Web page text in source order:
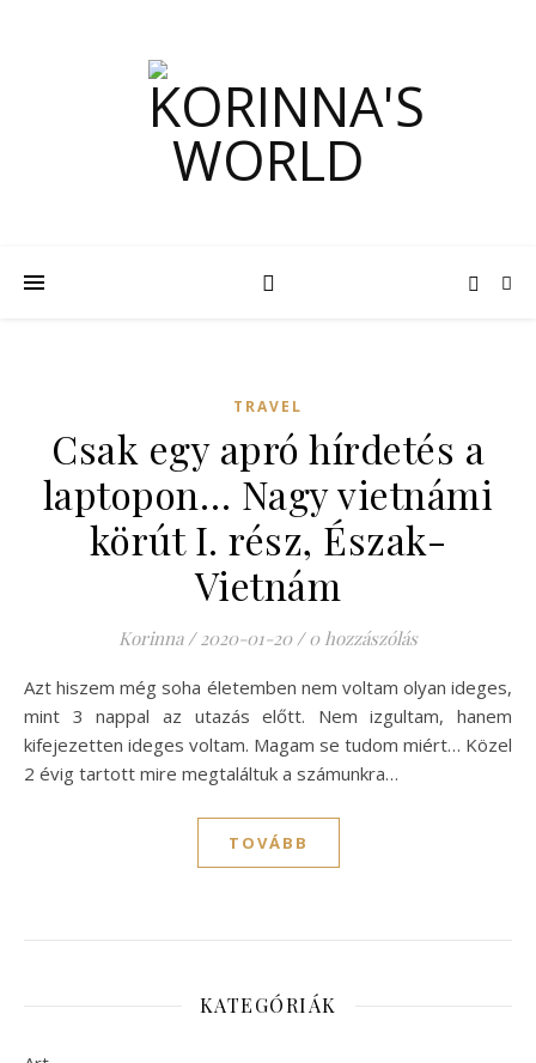
TRAVEL
Csak egy apró hírdetés a
laptopon… Nagy vietnámi
körút I. rész, Észak-
Vietnám
Korinna / 2020-01-20 / 0 hozzászólás
Azt hiszem még soha életemben nem voltam olyan ideges,
mint 3 nappal az utazás előtt. Nem izgultam, hanem
kifejezetten ideges voltam. Magam se tudom miért… Közel
2 évig tartott mire megtaláltuk a számunkra…
TOVÁBB
KATEGÓRIÁK